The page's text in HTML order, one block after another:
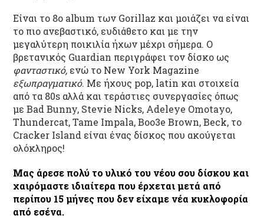
Είναι το 8ο album των Gorillaz και μοιάζει να είναι
το πιο ανεβαστικό, ευδιάθετο και με την
μεγαλύτερη ποικιλία ήχων μέχρι σήμερα. Ο
βρετανικός Guardian περιγράφει τον δίσκο ως
φανταστικό, ενώ το New York Magazine
εξωπραγματικό. Με ήχους pop, latin και στοιχεία
από τα 80s αλλά και τεράστιες συνεργασίες όπως
με Bad Bunny, Stevie Nicks, Adeleye Omotayo,
Thundercat, Tame Impala, Boo3e Brown, Beck, το
Cracker Island είναι ένας δίσκος που ακούγεται
ολόκληρος!
Μας άρεσε πολύ το υλικό του νέου σου δίσκου και
χαιρόμαστε ιδιαίτερα που έρχεται μετά από
περίπου 15 μήνες που δεν είχαμε νέα κυκλοφορία
από εσένα.